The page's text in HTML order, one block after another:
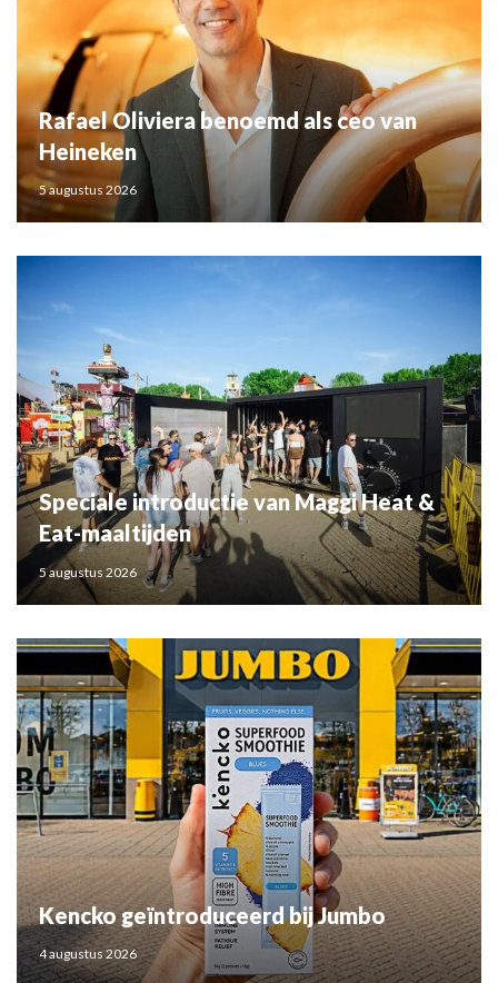
Rafael Oliviera benoemd als ceo van
Heineken
5 augustus 2026
Speciale introductie van Maggi Heat &
Eat-maaltijden
5 augustus 2026
Kencko geïntroduceerd bij Jumbo
4 augustus 2026